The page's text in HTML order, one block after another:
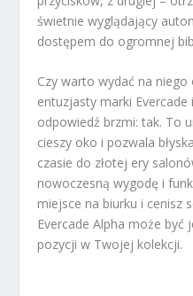
świetnie wyglądający
dostępem do ogromnej
Czy warto wydać na niego
entuzjasty marki
odpowiedź brzmi: tak. To
cieszy oko i pozwala
czasie do złotej ery
nowoczesną wygodę i
miejsce na biurku i cenisz
Evercade Alpha może być
pozycji w Twojej kolekcji.